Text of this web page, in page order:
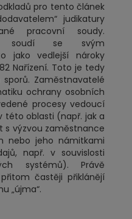
pro tento článek
judikatury
pracovní soudy.
soudí se svým
jako vedlejší nároky
Nařízení. Toto je tedy
Zaměstnavatelé
ochrany osobních
procesy vedoucí
této oblasti (např. jak a
s výzvou zaměstnance
nebo jeho námitkami
např. v souvislosti
systémů). Právě
častěji přiklánějí
„újma“.